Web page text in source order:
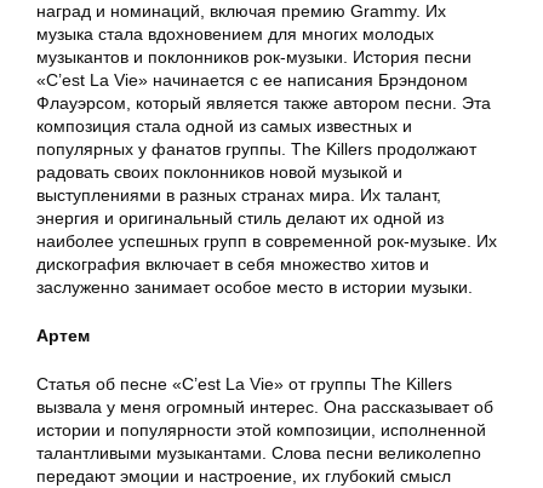
наград и номинаций, включая премию Grammy. Их
музыка стала вдохновением для многих молодых
музыкантов и поклонников рок-музыки. История песни
«C’est La Vie» начинается с ее написания Брэндоном
Флауэрсом, который является также автором песни. Эта
композиция стала одной из самых известных и
популярных у фанатов группы. The Killers продолжают
радовать своих поклонников новой музыкой и
выступлениями в разных странах мира. Их талант,
энергия и оригинальный стиль делают их одной из
наиболее успешных групп в современной рок-музыке. Их
дискография включает в себя множество хитов и
заслуженно занимает особое место в истории музыки.
Артем
Статья об песне «C’est La Vie» от группы The Killers
вызвала у меня огромный интерес. Она рассказывает об
истории и популярности этой композиции, исполненной
талантливыми музыкантами. Слова песни великолепно
передают эмоции и настроение, их глубокий смысл